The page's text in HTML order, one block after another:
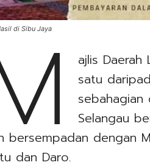
di Sibu Jaya
ajlis Daerah
satu
sebahagian
Selangau
bersempadan dengan
dan Daro.